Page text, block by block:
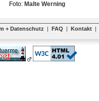
Foto: Malte Werning
+ Datenschutz | FAQ | Kontakt |